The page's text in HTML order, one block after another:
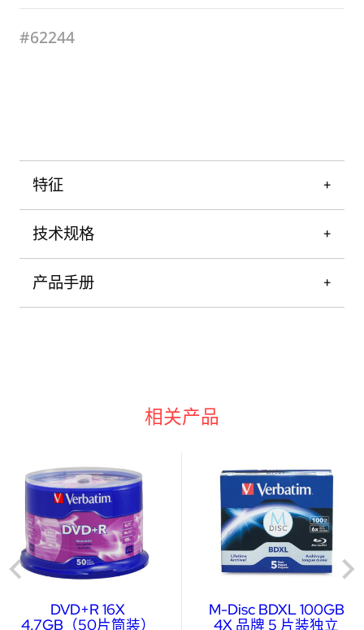
#62244
特征
技术规格
产品手册
相关产品
DVD+R 16X
4.7GB（50片筒装）
M-Disc BDXL 100GB
4X 品牌 5 片装独立